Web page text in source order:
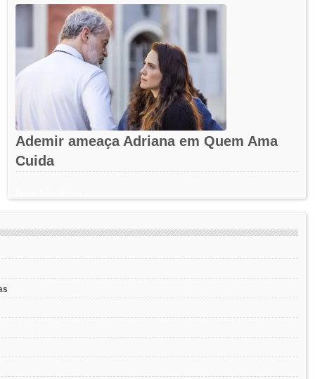
Ademir ameaça Adriana em Quem Ama
Cuida